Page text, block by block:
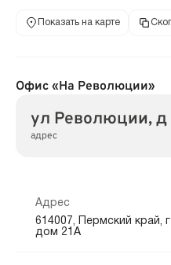
Показать на карте
Офис «На Революции»
ул Революции, д
адрес
Адрес
614007, Пермский край,
дом 21А